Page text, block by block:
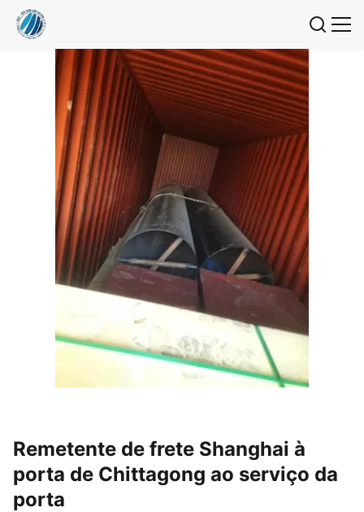
Remetente de frete Shanghai à
porta de Chittagong ao serviço da
porta